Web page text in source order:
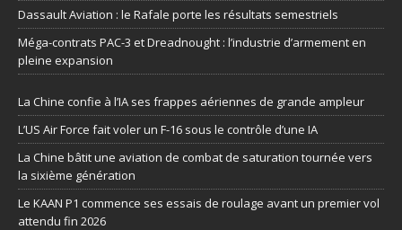
Dassault Aviation : le Rafale porte les résultats semestriels
Méga-contrats PAC-3 et Dreadnought : l’industrie d’armement en
pleine expansion
La Chine confie à l’IA ses frappes aériennes de grande ampleur
L’US Air Force fait voler un F-16 sous le contrôle d’une IA
La Chine bâtit une aviation de combat de saturation tournée vers
la sixième génération
Le KAAN P1 commence ses essais de roulage avant un premier vol
attendu fin 2026